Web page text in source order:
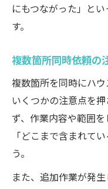
にもつながった」と
す。
複数箇所同時依頼の
複数箇所を同時にハウ
いくつかの注意点を
ず、作業内容や範囲
「どこまで含まれて
う。
また、追加作業が発